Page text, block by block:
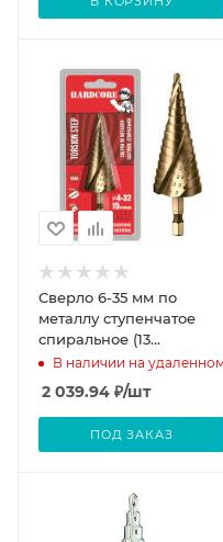
Сверло 6-35 мм по
металлу ступенчатое
спиральное (13
ступ.)Р6М5 "Hardcore"
Torsion step
В наличии на
2 039.94 ₽/шт
ПОД ЗАКАЗ